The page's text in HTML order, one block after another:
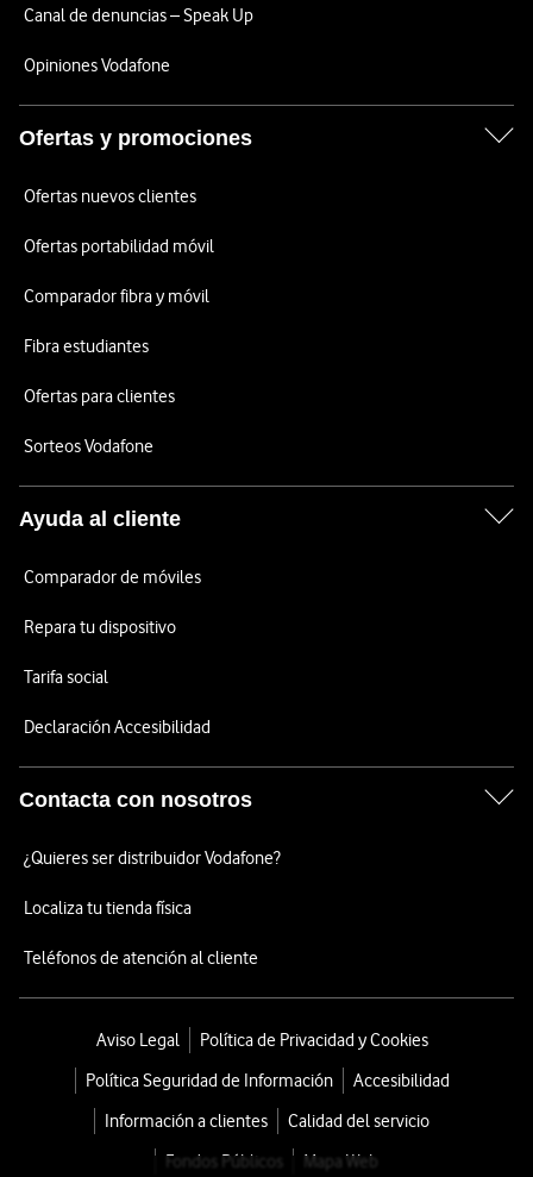
Canal de denuncias – Speak Up
Opiniones Vodafone
Ofertas y promociones
Ofertas nuevos clientes
Ofertas portabilidad móvil
Comparador fibra y móvil
Fibra estudiantes
Ofertas para clientes
Sorteos Vodafone
Ayuda al cliente
Comparador de móviles
Repara tu dispositivo
Tarifa social
Declaración Accesibilidad
Contacta con nosotros
¿Quieres ser distribuidor Vodafone?
Localiza tu tienda física
Teléfonos de atención al cliente
Aviso Legal
Política de Privacidad y Cookies
Política Seguridad de Información
Accesibilidad
Información a clientes
Calidad del servicio
Fondos Públicos
Mapa Web